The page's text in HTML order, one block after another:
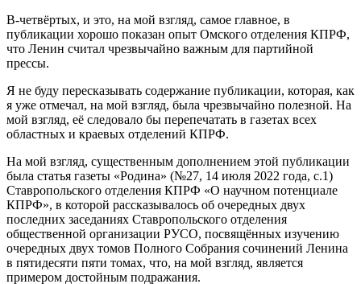
В-четвёртых, и это, на мой взгляд, самое главное, в
публикации хорошо показан опыт Омского отделения КПРФ,
что Ленин считал чрезвычайно важным для партийной
прессы.
Я не буду пересказывать содержание публикации, которая, как
я уже отмечал, на мой взгляд, была чрезвычайно полезной. На
мой взгляд, её следовало бы перепечатать в газетах всех
областных и краевых отделений КПРФ.
На мой взгляд, существенным дополнением этой публикации
была статья газеты «Родина» (№27, 14 июля 2022 года, с.1)
Ставропольского отделения КПРФ «О научном потенциале
КПРФ», в которой рассказывалось об очередных двух
последних заседаниях Ставропольского отделения
общественной организации РУСО, посвящённых изучению
очередных двух томов Полного Собрания сочинений Ленина
в пятидесяти пяти томах, что, на мой взгляд, является
примером достойным подражания.